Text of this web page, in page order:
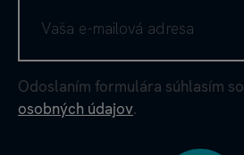
Odoslaním formulára súhlasím so
osobných údajov.